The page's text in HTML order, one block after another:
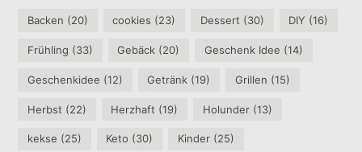
Backen (20) cookies (23) Dessert (30) DIY (16)
Frühling (33) Gebäck (20) Geschenk Idee (14)
Geschenkidee (12) Getränk (19) Grillen (15)
Herbst (22) Herzhaft (19) Holunder(13)
kekse (25) Keto (30) Kinder(25)